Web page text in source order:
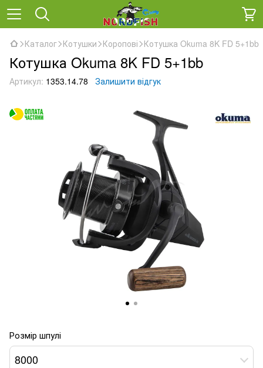
Каталог Котушки Коропові Котушка Okuma 8K FD 5+1bb
Котушка Okuma 8K FD 5+1bb
Артикул: 1353.14.78 Залишити відгук
Розмір шпулі
8000